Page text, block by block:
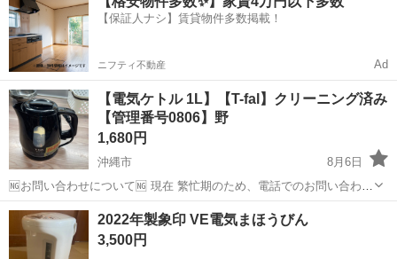
【保証人ナシ】賃貸物件多数掲載！
ニフティ不動産 Ad
【電気ケトル 1L】【T-fal】クリーニング済み
【管理番号0806】野
1,680円
沖縄市
8月6日
🆖お問い合わせについて🆖 現在 繁忙期のため、電話でのお問い合わせ
はお控えください。 ❌⚠お取り置き不可⚠❌ ご来店いただき、全額決
済していただいたお客様を優先としております。 お取り置き、保管は
対応ができません。 ...
沖縄 沖縄市 キッチン家電 電気ケトル
2022年製象印 VE電気まほうびん
3,500円